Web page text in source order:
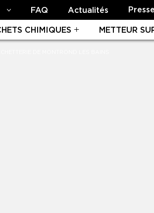
FAQ Actualités Presse
CHIMIQUES METTEUR